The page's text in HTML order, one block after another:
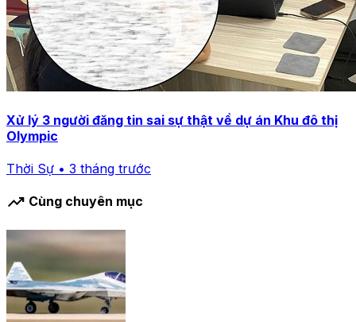
Xử lý 3 người đăng tin sai sự thật về dự án Khu đô thị
Olympic
Thời Sự • 3 tháng trước
trending_up Cùng chuyên mục